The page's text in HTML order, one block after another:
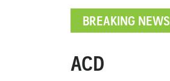
BREAKING NEWS
ACD